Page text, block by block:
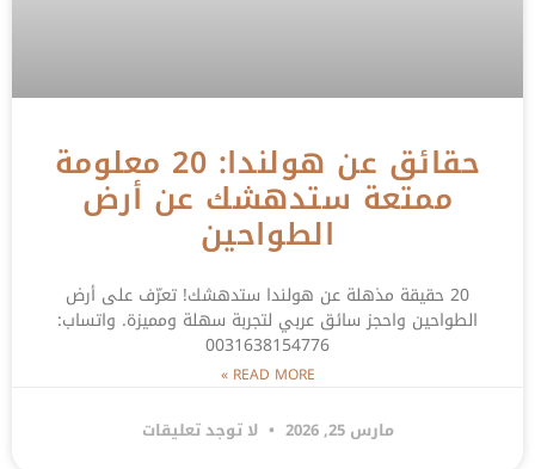
حقائق عن هولندا: 20 معلومة
ممتعة ستدهشك عن أرض
الطواحين
20 حقيقة مذهلة عن هولندا ستدهشك! تعرّف على أرض
الطواحين واحجز سائق عربي لتجربة سهلة ومميزة. واتساب:
0031638154776
READ MORE »
مارس 25, 2026 لا توجد تعليقات